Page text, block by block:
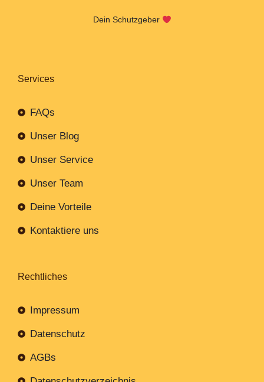
Dein Schutzgeber
Services
FAQs
Unser Blog
Unser Service
Unser Team
Deine Vorteile
Kontaktiere uns
Rechtliches
Impressum
Datenschutz
AGBs